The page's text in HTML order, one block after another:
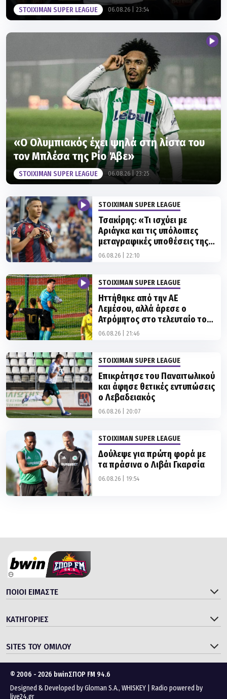
STOIXIMAN SUPER LEAGUE 06.08.26 | 23:54
«Ο Ολυμπιακός έχει ψηλά στη λίστα του
τον Μπλέσα της Ρίο Άβε»
STOIXIMAN SUPER LEAGUE 06.08.26 | 23:25
STOIXIMAN SUPER LEAGUE
Τσακίρης: «Τι ισχύει με
Αριάγκα και τις υπόλοιπες
μεταγραφικές υποθέσεις της
ΑΕΚ»
06.08.26 | 22:10
STOIXIMAN SUPER LEAGUE
Ηττήθηκε από την ΑΕ
Λεμέσου, αλλά άρεσε ο
Ατρόμητος στο τελευταίο του
φιλικό στην Πολωνία
06.08.26 | 21:46
STOIXIMAN SUPER LEAGUE
Επικράτησε του Παναιτωλικού
και άφησε θετικές εντυπώσεις
ο Λεβαδειακός
06.08.26 | 20:07
STOIXIMAN SUPER LEAGUE
Δούλεψε για πρώτη φορά με
τα πράσινα ο Λιβάι Γκαρσία
06.08.26 | 19:54
ΠΟΙΟΙ ΕΙΜΑΣΤΕ
ΚΑΤΗΓΟΡΙΕΣ
SITES ΤΟΥ ΟΜΙΛΟΥ
© 2006 - 2026 bwinΣΠΟΡ FM 94.6
Designed & Developed byGloman S.A., WHISKEY
Radio powered by
live24.gr